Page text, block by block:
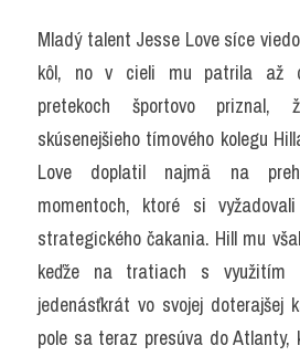
Mladý talent Jesse Love síce
kôl, no v cieli mu patrila až
pretekoch športovo
skúsenejšieho tímového kolegu
Love doplatil najmä na
momentoch, ktoré si
strategického čakania. Hill mu
keďže na tratiach s využitím
jedenásťkrát vo svojej doterajšej
pole sa teraz presúva do Atlanty,